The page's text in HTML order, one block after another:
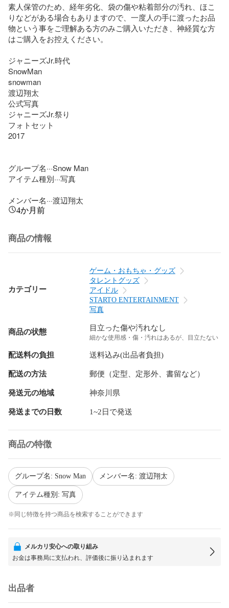
素人保管のため、経年劣化、袋の傷や粘着部分の汚れ、ほこ
りなどがある場合もありますので、一度人の手に渡ったお品
物という事をご理解ある方のみご購入いただき、神経質な方
はご購入をお控えください。
ジャニーズJr.時代
SnowMan
snowman
渡辺翔太
公式写真
ジャニーズJr.祭り
フォトセット
2017
グループ名···Snow Man
アイテム種別···写真
メンバー名···渡辺翔太
4か月前
商品の情報
カテゴリー
ゲーム・おもちゃ・グッズ
タレントグッズ
アイドル
STARTO ENTERTAINMENT
写真
商品の状態 目立った傷や汚れなし
細かな使用感・傷・汚れはあるが、目立たない
配送料の負担 送料込み(出品者負担)
配送の方法 郵便（定型、定形外、書留など）
発送元の地域 神奈川県
発送までの日数 1~2日で発送
商品の特徴
グループ名: Snow Man メンバー名: 渡辺翔太
アイテム種別: 写真
※同じ特徴を持つ商品を検索することができます
メルカリ安心への取り組み
お金は事務局に支払われ、評価後に振り込まれます
出品者